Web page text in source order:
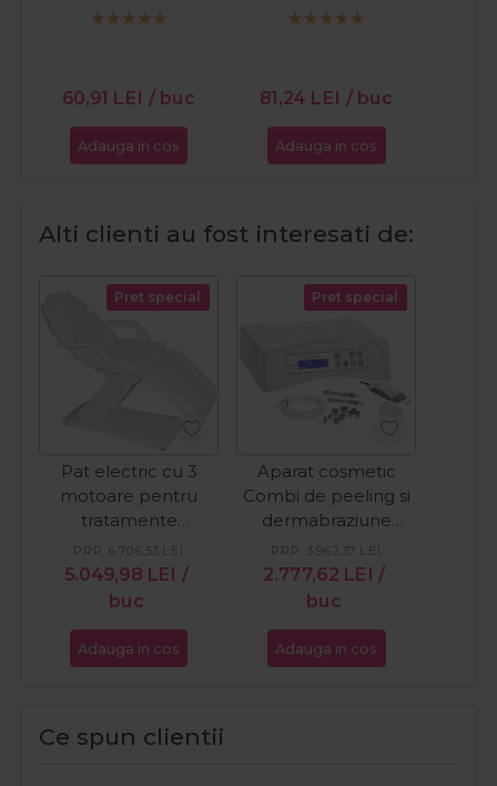
aroma de vanilie Hot
60,91 LEI / buc
Adauga in cos
Luxury Premium 1kg
81,24 LEI / buc
Adauga in cos
Alti clienti au fost interesati de:
Pret special
Pat electric cu 3
motoare pentru
tratamente
cosmetice Exclusive
PRO402214
5.049,98 LEI /
buc
PRP:6.706,53 LEI
Adauga in cos
Pret special
Aparat cosmetic
Combi de peeling si
dermabraziune
Modular Plus
2.777,62 LEI /
buc
PRP: 3.962,37 LEI
Adauga in cos
Ce spun clientii